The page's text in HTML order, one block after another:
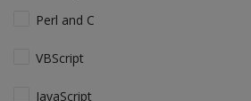
Perl and C
VBScript
JavaScript